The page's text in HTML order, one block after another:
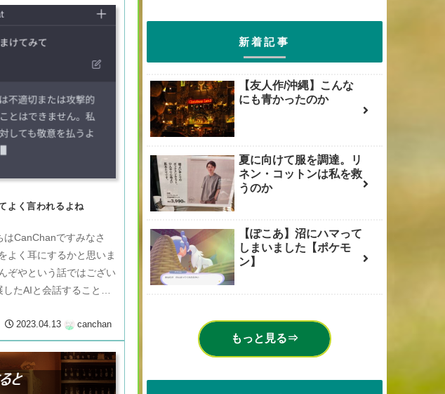
よく言われるよね
CanChanですみなさ
よく耳にするかと思いま
ぞやという話ではござい
たAIと会話することで
2023.04.13 canchan
新着記事
【友人作/沖縄】こんな
にも青かったのか
夏に向けて服を調達。リ
ネン・コットンは私を救
うのか
【ぽこあ】沼にハマって
しまいました【ポケモ
ン】
もっと見る⇒